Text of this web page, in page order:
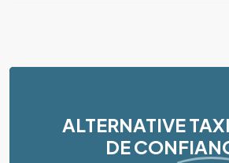
ALTERNATIVE
DE